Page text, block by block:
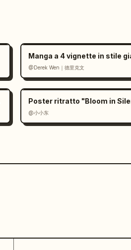
Manga a 4 vignette in stile
@Derek Wen｜德里克文
Poster ritratto "Bloom in
@小小东